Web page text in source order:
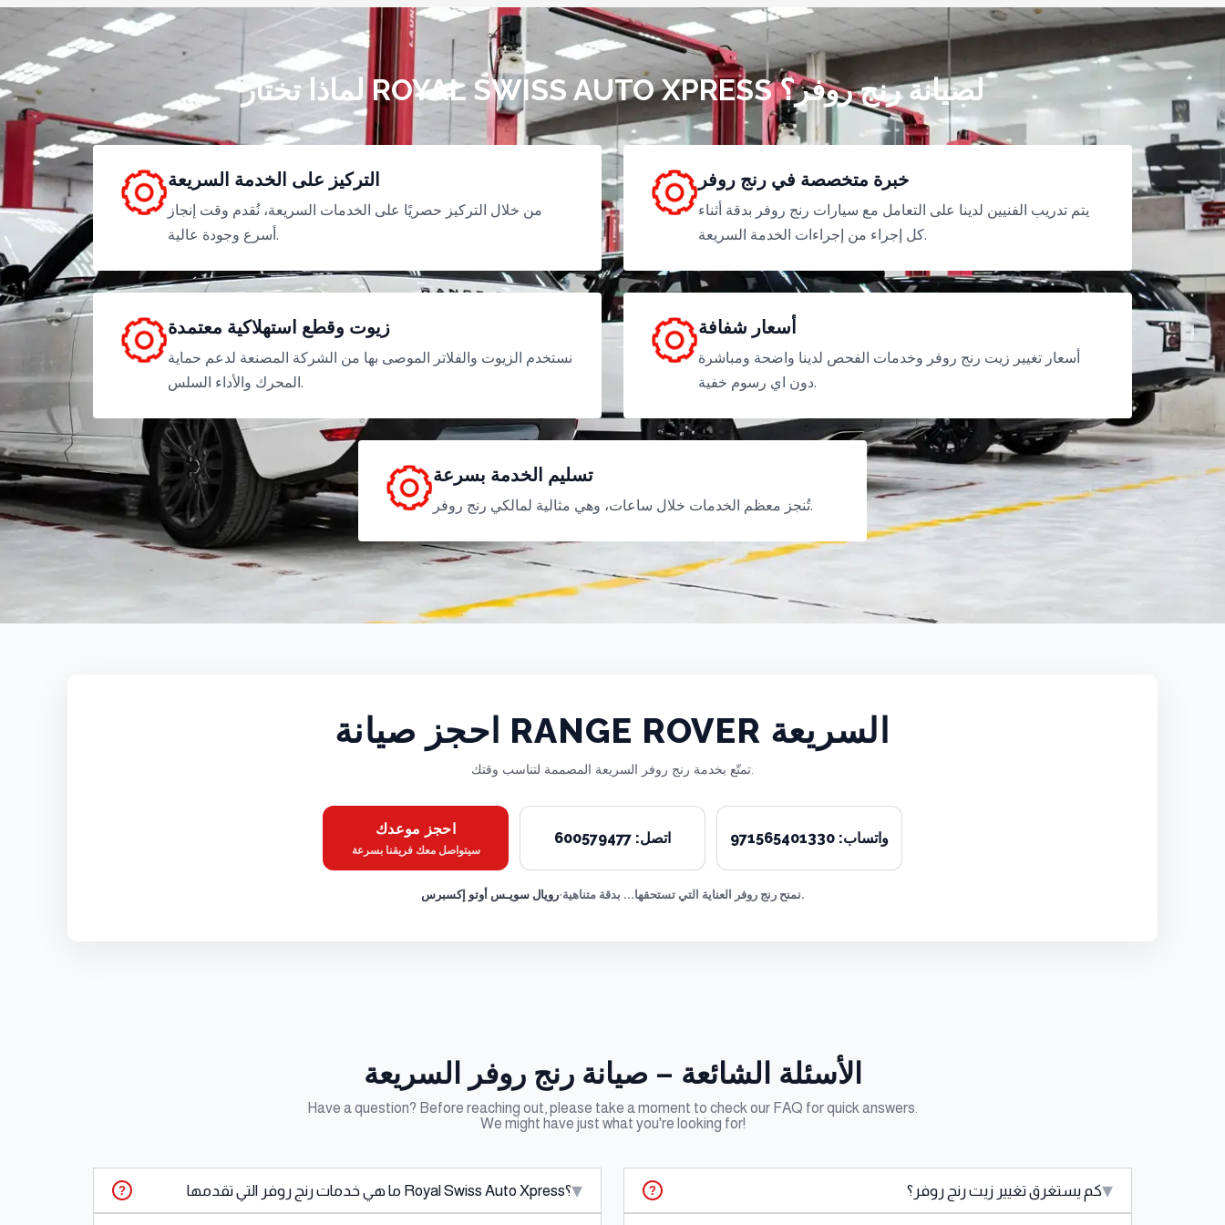
لماذا تختار ROYAL SWISS AUTO XPRESS لصيانة رنج روفر؟
التركيز على الخدمة السريعة
من خلال التركيز حصريًا على الخدمات السريعة، نُقدم وقت إنجاز
أسرع وجودة عالية.
خبرة متخصصة في رنج روفر
يتم تدريب الفنيين لدينا على التعامل مع سيارات رنج روفر بدقة أثناء
كل إجراء من إجراءات الخدمة السريعة.
زيوت وقطع استهلاكية معتمدة
نستخدم الزيوت والفلاتر الموصى بها من الشركة المصنعة لدعم حماية
المحرك والأداء السلس.
أسعار شفافة
أسعار تغيير زيت رنج روفر وخدمات الفحص لدينا واضحة ومباشرة
دون اي رسوم خفية.
تسليم الخدمة بسرعة
تُنجز معظم الخدمات خلال ساعات، وهي مثالية لمالكي رنج روفر.
احجز صيانة RANGE ROVER السريعة
احجز موعدك
سيتواصل معك فريقنا بسرعة
اتصل: 600579477 واتساب: 971565401330
رويال سويـس أوتو إكسبرس• نمنح رنج روفر العناية التي تستحقها... بدقة متناهية.
الأسئلة الشائعة – صيانة رنج روفر السريعة
Have a question? Before reaching out, please take a moment to check our FAQ for quick answers.
We might have just what you're looking for!
? ما هي خدمات رنج روفر التي تقدمها Royal Swiss Auto Xpress؟▾
? كم يستغرق تغيير زيت رنج روفر؟▾